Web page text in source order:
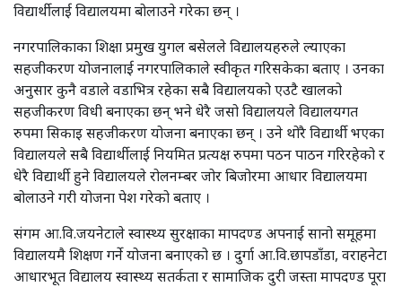
विद्यार्थीलाई विद्यालयमा बोलाउने गरेका छन् ।
नगरपालिकाका शिक्षा प्रमुख युगल बसेलले विद्यालयहरुले ल्याएका
सहजीकरण योजनालाई नगरपालिकाले स्वीकृत गरिसकेका बताए । उनका
अनुसार कुनै वडाले वडाभित्र रहेका सबै विद्यालयको एउटै खालको
सहजीकरण विधी बनाएका छन् भने धेरै जसो विद्यालयले विद्यालयगत
रुपमा सिकाइ सहजीकरण योजना बनाएका छन् । उने थोरै विद्यार्थी भएका
विद्यालयले सबै विद्यार्थीलाई नियमित प्रत्यक्ष रुपमा पठन पाठन गरिरहेको र
धेरै विद्यार्थी हुने विद्यालयले रोलनम्बर जोर बिजोरमा आधार विद्यालयमा
बोलाउने गरी योजना पेश गरेको बताए ।
संगम आ.वि.जयनेटाले स्वास्थ्य सुरक्षाका मापदण्ड अपनाई सानो समूहमा
विद्यालयमै शिक्षण गर्ने योजना बनाएको छ । दुर्गा आ.वि.छापडाँडा, वराहनेटा
आधारभूत विद्यालय स्वास्थ्य सतर्कता र सामाजिक दुरी जस्ता मापदण्ड पूरा